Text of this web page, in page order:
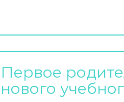
Первое
нового